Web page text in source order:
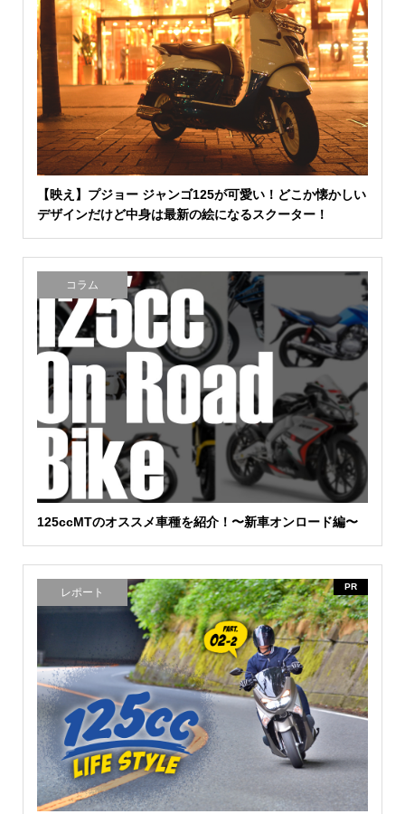
【映え】プジョー ジャンゴ125が可愛い！どこか懐かしい
デザインだけど中身は最新の絵になるスクーター！
コラム
125ccMTのオススメ車種を紹介！〜新車オンロード編〜
レポート PR